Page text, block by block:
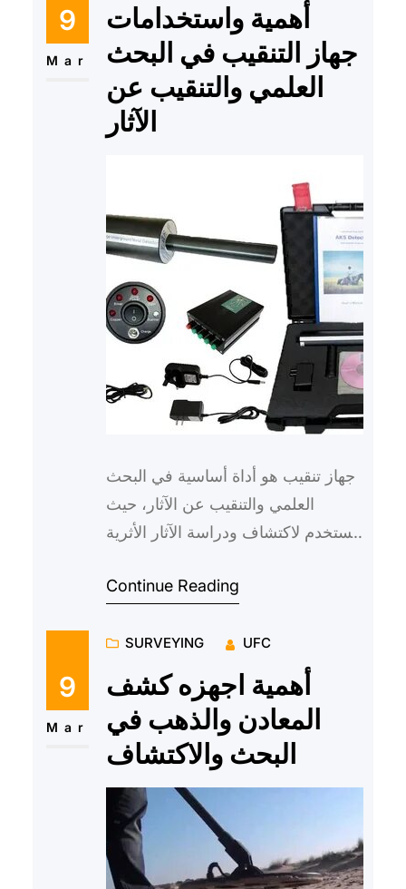
9
Mar
أهمية واستخدامات
جهاز التنقيب في البحث
العلمي والتنقيب عن
الآثار
جهاز تنقيب هو أداة أساسية في البحث
العلمي والتنقيب عن الآثار، حيث
يُستخدم لاكتشاف ودراسة الآثار الأثرية
الطبيعية. ويعتبر…
Continue Reading
9
Mar
SURVEYING UFC
أهمية اجهزه كشف
المعادن والذهب في
البحث والاكتشاف